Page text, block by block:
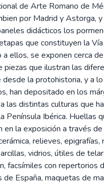
de Arte Romano de
por Madrid y Astorga, y
didácticos los
que constituyen la
a ellos, se exponen cerca
piezas que ilustran las
desde la protohistoria, y a
han depositado en los
las distintas culturas que
Península Ibérica. Huellas
en la exposición a través
relieves, epigrafías,
vidrios, útiles de
facsímiles con repertorios
de España, maquetas de